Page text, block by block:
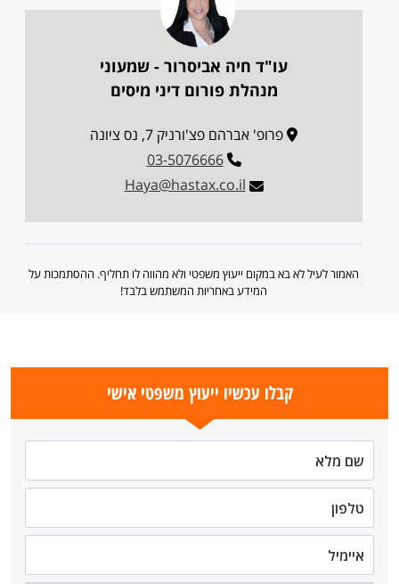
עו"ד חיה אביסרור - שמעוני
מנהלת פורום דיני מיסים
פרופ' אברהם פצ'ורניק 7, נס ציונה
03-5076666
Haya@hastax.co.il
האמור לעיל לא בא במקום ייעוץ משפטי ולא מהווה לו תחליף. ההסתמכות על
המידע באחריות המשתמש בלבד!
קבלו עכשיו ייעוץ משפטי אישי